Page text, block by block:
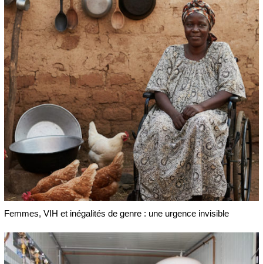
Femmes, VIH et inégalités de genre : une urgence invisible